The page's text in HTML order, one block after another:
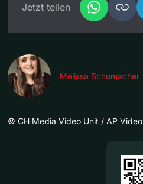
Jetzt teilen
Melissa Schumacher
© CH Media Video Unit / AP Video